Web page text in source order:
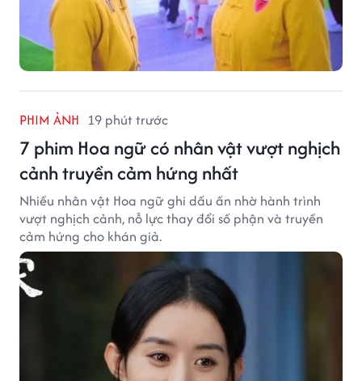
PHIM ẢNH 19 phút trước
7 phim Hoa ngữ có nhân vật vượt nghịch
cảnh truyền cảm hứng nhất
Nhiều nhân vật Hoa ngữ ghi dấu ấn nhờ hành trình
vượt nghịch cảnh, nỗ lực thay đổi số phận và truyền
cảm hứng cho khán giả.